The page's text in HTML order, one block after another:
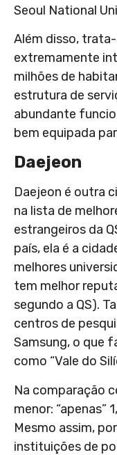
Seoul National
Além disso,
extremamente
milhões de
estrutura de
abundante
bem equipada
Daejeon
Daejeon é outra
na lista de
estrangeiros da
país, ela é a
melhores
tem melhor
segundo a QS).
centros de
Samsung, o que
como “Vale do
Na comparação
menor: “apenas”
Mesmo assim,
instituições de